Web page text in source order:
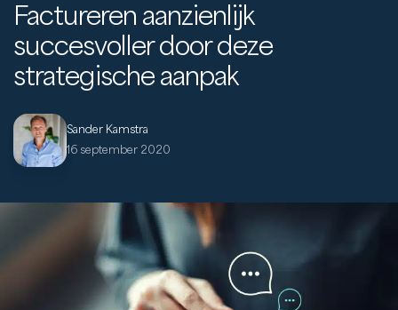
Factureren aanzienlijk
succesvoller door deze
strategische aanpak
Sander Kamstra
16 september 2020